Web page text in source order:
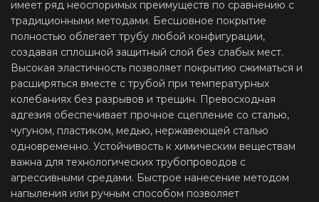
имеет ряд неоспоримых преимуществ по сравнению с
традиционными методами. Бесшовное покрытие
полностью облегает трубу любой конфигурации,
создавая сплошной защитный слой без слабых мест.
Высокая эластичность позволяет покрытию сжиматься и
расширяться вместе с трубой при температурных
колебаниях без разрывов и трещин. Превосходная
адгезия обеспечивает прочное сцепление со сталью,
чугуном, пластиком, медью, нержавеющей сталью
одновременно. Устойчивость к химическим веществам
важна для технологических трубопроводов с
агрессивными средами. Быстрое нанесение методом
напыления или ручным способом позволяет